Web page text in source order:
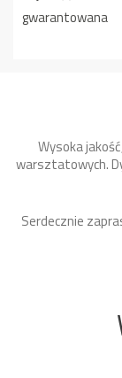
Wysoka
warsztatowych.
Serdecznie